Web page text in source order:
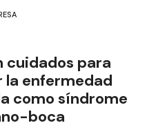
cuidados para
la enfermedad
como síndrome
boca